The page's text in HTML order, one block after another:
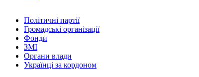
Політичні партії
Громадські організації
Фонди
ЗМІ
Органи влади
Українці за кордоном